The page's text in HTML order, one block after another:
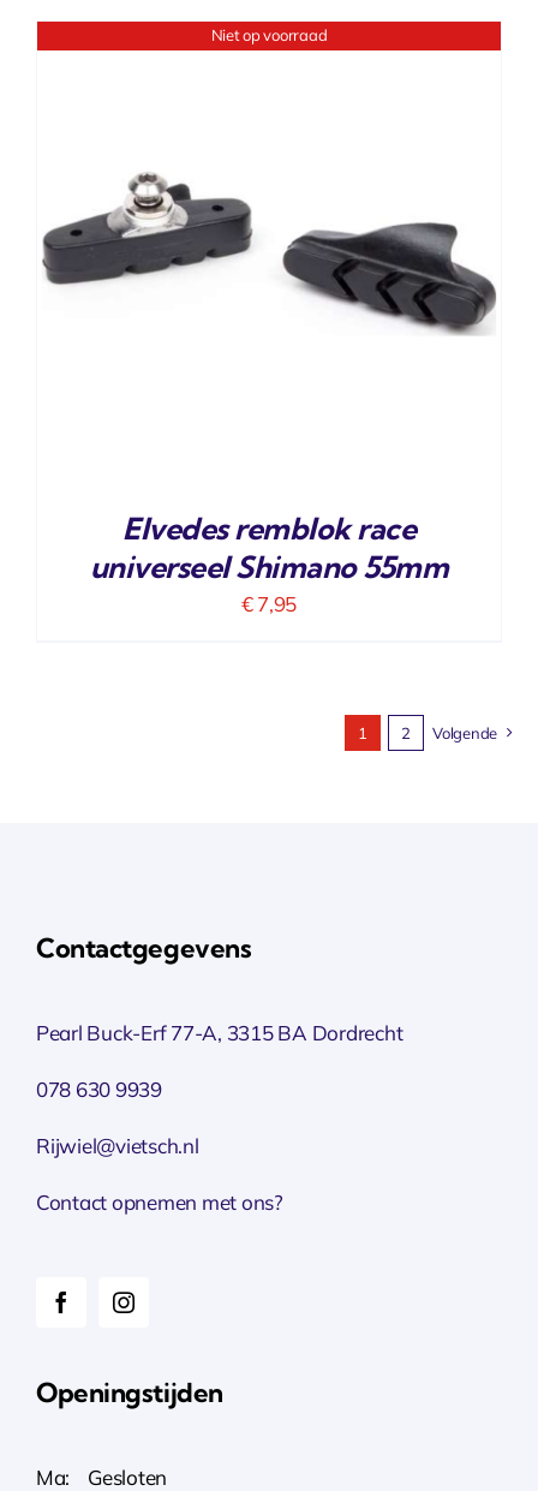
Niet op voorraad
Elvedes remblok race
universeel Shimano 55mm
€7,95
1 2 Volgende
Contactgegevens
Pearl Buck-Erf 77-A, 3315 BA Dordrecht
078 630 9939
Rijwiel@vietsch.nl
Contact opnemen met ons?
Openingstijden
Ma: Gesloten